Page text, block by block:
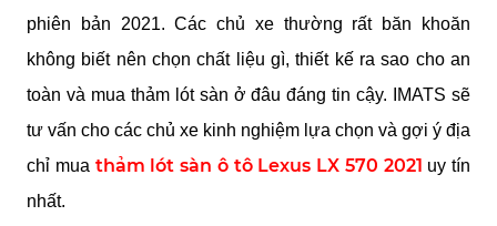
phiên bản 2021. Các chủ xe thường rất băn khoăn
không biết nên chọn chất liệu gì, thiết kế ra sao cho an
toàn và mua thảm lót sàn ở đâu đáng tin cậy. IMATS sẽ
tư vấn cho các chủ xe kinh nghiệm lựa chọn và gợi ý địa
chỉ mua thảm lót sàn ô tô Lexus LX 570 2021 uy tín
nhất.